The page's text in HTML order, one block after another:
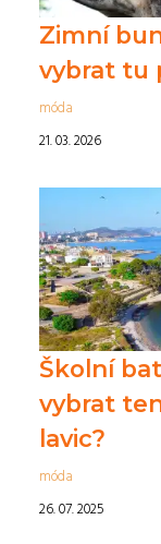
Zimní
vybrat tu
móda
21. 03. 2026
Školní
vybrat
lavic?
móda
26. 07. 2025